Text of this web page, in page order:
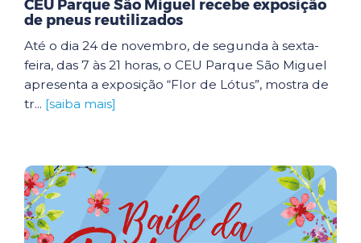
CEU Parque São Miguel recebe exposição
de pneus reutilizados
Até o dia 24 de novembro, de segunda à sexta-
feira, das 7 às 21 horas, o CEU Parque São Miguel
apresenta a exposição “Flor de Lótus”, mostra de
tr... [saiba mais]